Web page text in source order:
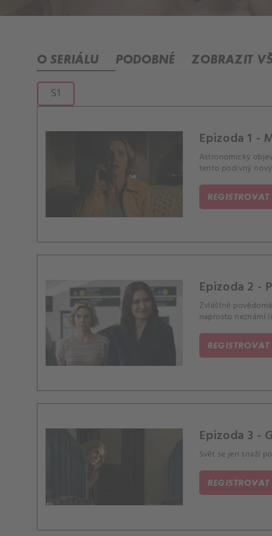
O SERIÁLU PODOBNÉ ZOBRAZIT
S1
Epizoda 1 -
Astronomický
tento podivný
REGISTROVAT
Epizoda 2 -
Zvláštně
naprosto neznámí
REGISTROVAT
Epizoda 3 -
Svět se jen snaží
REGISTROVAT